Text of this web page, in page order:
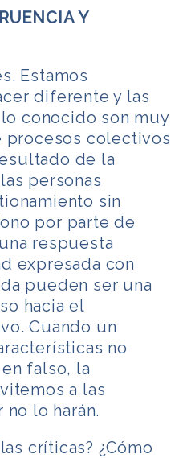
Y
Estamos
diferente y las
conocido son muy
colectivos
de la
personas
sin
por parte de
respuesta
expresada con
pueden ser una
hacia el
Cuando un
no
falso, la
a las
lo harán.
críticas? ¿Cómo